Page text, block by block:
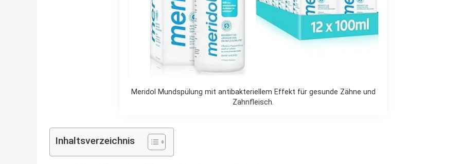
Meridol Mundspülung mit antibakteriellem Effekt für gesunde Zähne und
Zahnfleisch.
Inhaltsverzeichnis